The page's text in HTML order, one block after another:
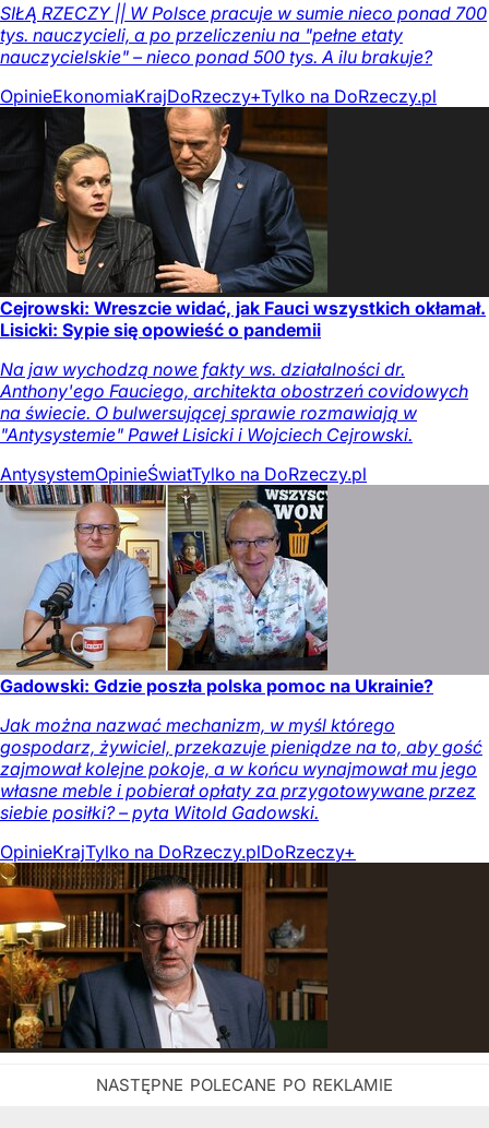
SIŁĄ RZECZY || W Polsce pracuje w sumie nieco ponad 700
tys. nauczycieli, a po przeliczeniu na "pełne etaty
nauczycielskie" – nieco ponad 500 tys. A ilu brakuje?
OpinieEkonomiaKrajDoRzeczy+Tylko na DoRzeczy.pl
Cejrowski: Wreszcie widać, jak Fauci wszystkich okłamał.
Lisicki: Sypie się opowieść o pandemii
Na jaw wychodzą nowe fakty ws. działalności dr.
Anthony'ego Fauciego, architekta obostrzeń covidowych
na świecie. O bulwersującej sprawie rozmawiają w
"Antysystemie" Paweł Lisicki i Wojciech Cejrowski.
AntysystemOpinieŚwiatTylko na DoRzeczy.pl
Gadowski: Gdzie poszła polska pomoc na Ukrainie?
Jak można nazwać mechanizm, w myśl którego
gospodarz, żywiciel, przekazuje pieniądze na to, aby gość
zajmował kolejne pokoje, a w końcu wynajmował mu jego
własne meble i pobierał opłaty za przygotowywane przez
siebie posiłki? – pyta Witold Gadowski.
OpinieKrajTylko na DoRzeczy.plDoRzeczy+